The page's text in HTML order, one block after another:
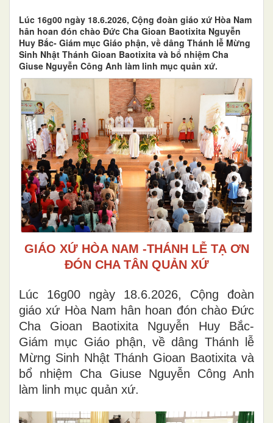
Lúc 16g00 ngày 18.6.2026, Cộng đoàn giáo xứ Hòa Nam
hân hoan đón chào Đức Cha Gioan Baotixita Nguyễn
Huy Bắc- Giám mục Giáo phận, về dâng Thánh lễ Mừng
Sinh Nhật Thánh Gioan Baotixita và bổ nhiệm Cha
Giuse Nguyễn Công Anh làm linh mục quản xứ.
GIÁO XỨ HÒA NAM -THÁNH LỄ TẠ ƠN
ĐÓN CHA TÂN QUẢN XỨ
Lúc 16g00 ngày 18.6.2026, Cộng đoàn
giáo xứ Hòa Nam hân hoan đón chào Đức
Cha Gioan Baotixita Nguyễn Huy Bắc-
Giám mục Giáo phận, về dâng Thánh lễ
Mừng Sinh Nhật Thánh Gioan Baotixita và
bổ nhiệm Cha Giuse Nguyễn Công Anh
làm linh mục quản xứ.